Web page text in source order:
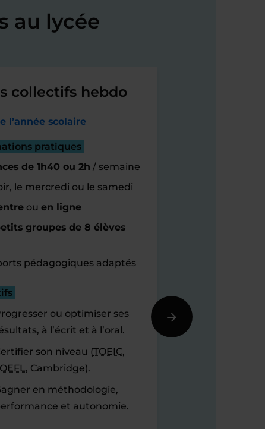
au lycée
collectifs hebdo
l’année scolaire
pratiques
de 1h40 ou 2h / semaine
le mercredi ou le samedi
ouen ligne
groupes de 8 élèves
pédagogiques adaptés
ou optimiser ses
à l’écrit et à l’oral.
son niveau (TOEIC,
, Cambridge).
en méthodologie,
et autonomie.